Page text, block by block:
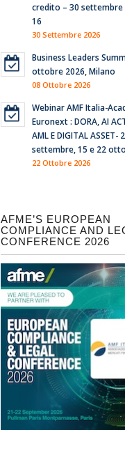
credito – 30 settembre
16
30 Settembre 2026
Business Leaders
ottobre 2026, Milano
08 Ottobre 2026
Webinar AMF Italia-
Euronext : DORA, AI
AML E DIGITAL ASSET-
settembre, 15 e 22
22 Ottobre 2026
AFME’S EUROPEAN
COMPLIANCE AND
CONFERENCE 2026